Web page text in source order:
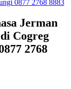
Jerman
Cogreg
2768